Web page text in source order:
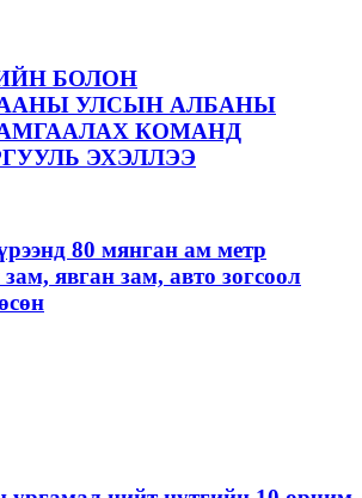
БОЛОН
УЛСЫН АЛБАНЫ
КОМАНД
ЭХЭЛЛЭЭ
80 мянган ам метр
явган зам, авто зогсоол